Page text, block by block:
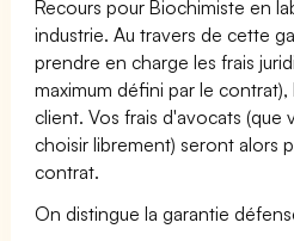
Recours pour Biochimiste en
industrie. Au travers de cette
prendre en charge les frais
maximum défini par le
client. Vos frais d'avocats (que
choisir librement) seront alors
contrat.
On distingue la garantie